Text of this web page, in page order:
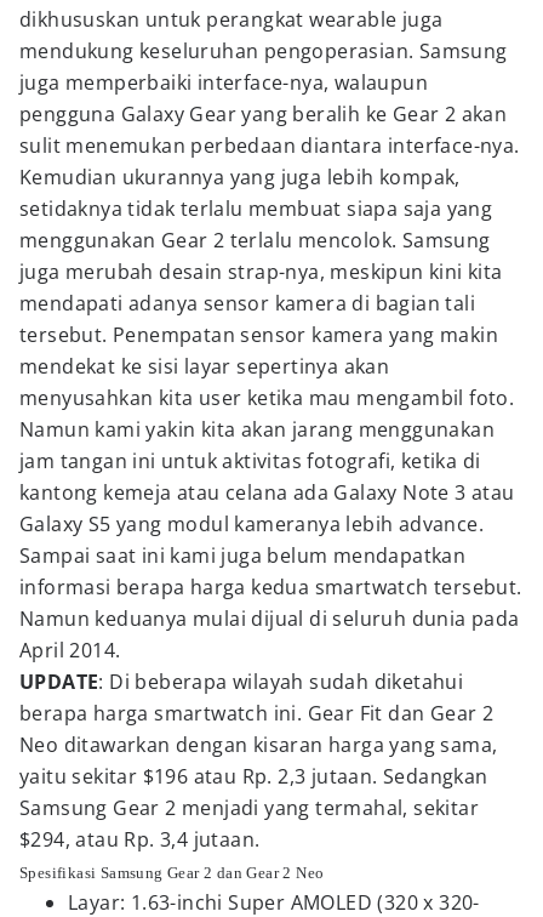
dikhususkan untuk perangkat wearable juga
mendukung keseluruhan pengoperasian. Samsung
juga memperbaiki interface-nya, walaupun
pengguna Galaxy Gear yang beralih ke Gear 2 akan
sulit menemukan perbedaan diantara interface-nya.
Kemudian ukurannya yang juga lebih kompak,
setidaknya tidak terlalu membuat siapa saja yang
menggunakan Gear 2 terlalu mencolok. Samsung
juga merubah desain strap-nya, meskipun kini kita
mendapati adanya sensor kamera di bagian tali
tersebut. Penempatan sensor kamera yang makin
mendekat ke sisi layar sepertinya akan
menyusahkan kita user ketika mau mengambil foto.
Namun kami yakin kita akan jarang menggunakan
jam tangan ini untuk aktivitas fotografi, ketika di
kantong kemeja atau celana ada Galaxy Note 3 atau
Galaxy S5 yang modul kameranya lebih advance.
Sampai saat ini kami juga belum mendapatkan
informasi berapa harga kedua smartwatch tersebut.
Namun keduanya mulai dijual di seluruh dunia pada
April 2014.
UPDATE: Di beberapa wilayah sudah diketahui
berapa harga smartwatch ini. Gear Fit dan Gear 2
Neo ditawarkan dengan kisaran harga yang sama,
yaitu sekitar $196 atau Rp. 2,3 jutaan. Sedangkan
Samsung Gear 2 menjadi yang termahal, sekitar
$294, atau Rp. 3,4 jutaan.
Spesifikasi Samsung Gear 2 dan Gear 2 Neo
Layar: 1.63-inchi Super AMOLED (320 x 320-